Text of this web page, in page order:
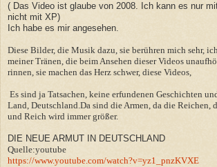
( Das Video ist glaube von 2008. Ich kann es nur
nicht mit XP)
Ich habe es mir angesehen.
Diese Bilder, die Musik dazu, sie berühren mich sehr,
meiner Tränen, die beim Ansehen dieser Videos
rinnen, sie machen das Herz schwer, diese Videos,
Es sind ja Tatsachen, keine erfundenen Geschichten
Land, Deutschland.Da sind die Armen, da die Reichen,
und Reich wird immer größer.
DIE NEUE ARMUT IN DEUTSCHLAND
Quelle:youtube
https://www.youtube.com/watch?v=yz1_pnzKVXE